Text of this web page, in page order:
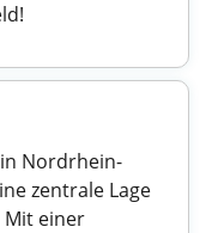
Nordrhein-
zentrale Lage
Mit einer